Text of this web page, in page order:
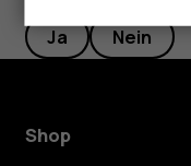
Ja Nein
Shop